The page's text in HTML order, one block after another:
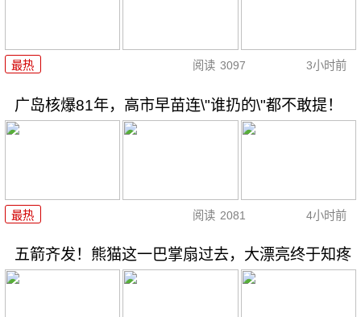
最热 阅读 3097 3小时前
广岛核爆81年，高市早苗连\"谁扔的\"都不敢提！
最热 阅读 2081 4小时前
五箭齐发！熊猫这一巴掌扇过去，大漂亮终于知疼